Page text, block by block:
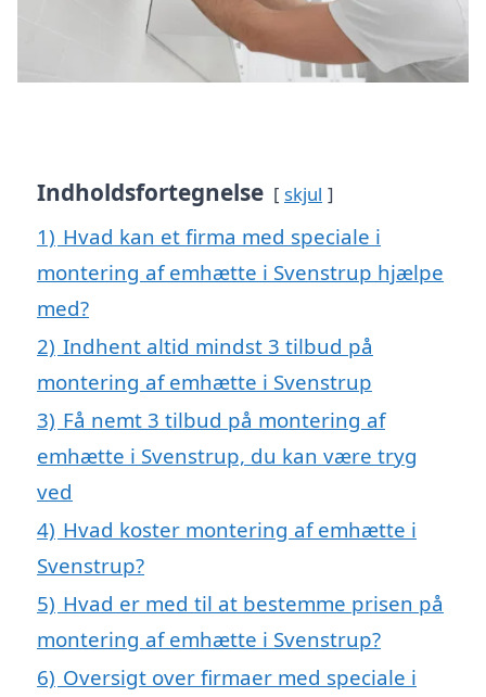
Indholdsfortegnelse skjul
1) Hvad kan et firma med speciale i
montering af emhætte i Svenstrup hjælpe
med?
2) Indhent altid mindst 3 tilbud på
montering af emhætte i Svenstrup
3) Få nemt 3 tilbud på montering af
emhætte i Svenstrup, du kan være tryg
ved
4) Hvad koster montering af emhætte i
Svenstrup?
5) Hvad er med til at bestemme prisen på
montering af emhætte i Svenstrup?
6) Oversigt over firmaer med speciale i